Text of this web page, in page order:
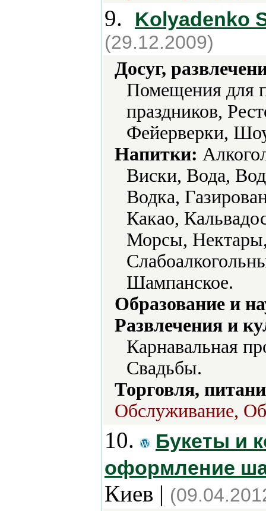
9. Kolyadenko
(29.12.2009)
Досуг,
Помещения для
праздников,
Фейерверки,
Напитки:
Виски, Вода,
Водка,
Какао,
Морсы,
Шампанское.
Образование и
Развлечения и
Карнавальная
Свадьбы.
Торговля,
Обслуживание,
10.
Букеты и
оформление
Киев |